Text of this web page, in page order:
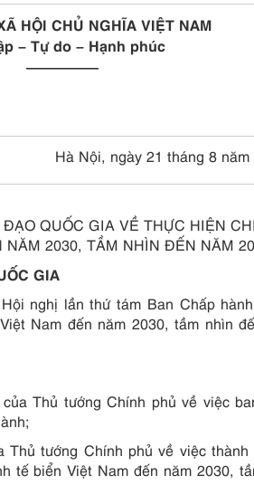
HỘI CHỦ NGHĨA VIỆT NAM
– Tự do – Hạnh phúc
—————
Hà Nội, ngày 21 tháng 8
QUỐC GIA VỀ THỰC HIỆN
2030, TẦM NHÌN ĐẾN NĂM
GIA
nghị lần thứ tám Ban Chấp
Nam đến năm 2030, tầm nhìn
Thủ tướng Chính phủ về việc
Thủ tướng Chính phủ về việc
tế biển Việt Nam đến năm 2030,